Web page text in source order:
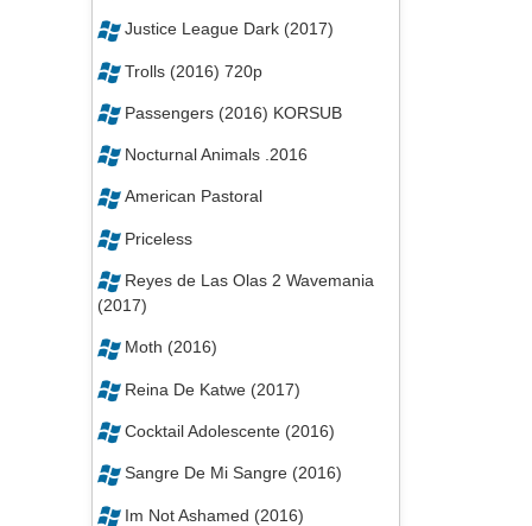
Justice League Dark (2017)
Trolls (2016) 720p
Passengers (2016) KORSUB
Nocturnal Animals .2016
American Pastoral
Priceless
Reyes de Las Olas 2 Wavemania
(2017)
Moth (2016)
Reina De Katwe (2017)
Cocktail Adolescente (2016)
Sangre De Mi Sangre (2016)
Im Not Ashamed (2016)